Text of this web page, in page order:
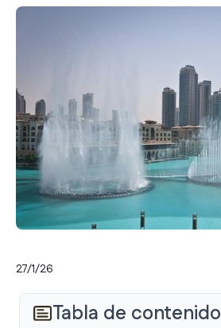
27/1/26
Tabla de contenido